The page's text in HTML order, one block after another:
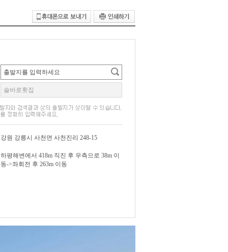
강원 강릉시 사천면 사천진리 248-15
하평해변에서 418m 직진 후 우측으로 38m 이
동->좌회전 후 263m 이동